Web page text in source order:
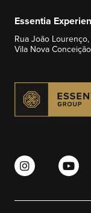
Essentia
Rua João
Vila Nova